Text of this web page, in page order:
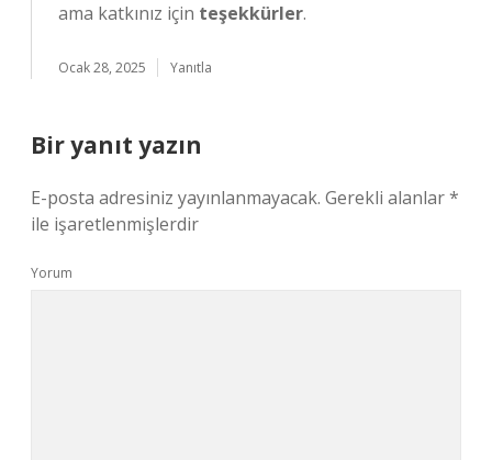
ama katkınız için teşekkürler.
Ocak 28, 2025 Yanıtla
Bir yanıt yazın
E-posta adresiniz yayınlanmayacak. Gerekli alanlar*
ile işaretlenmişlerdir
Yorum